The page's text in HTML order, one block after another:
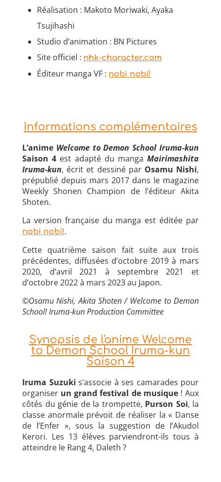
Réalisation : Makoto Moriwaki, Ayaka
Tsujihashi
Studio d’animation : BN Pictures
Site officiel : nhk-character.com
Éditeur manga VF : nobi nobi!
Informations complémentaires
L’anime Welcome to Demon School Iruma-kun
Saison 4 est adapté du mangaMairimashita
Iruma-kun, écrit et dessiné par Osamu Nishi,
prépublié depuis mars 2017 dans le magazine
Weekly Shonen Champion de l’éditeur Akita
Shoten.
La version française du manga est éditée par
nobi nobi!.
Cette quatrième saison fait suite aux trois
précédentes, diffusées d’octobre 2019 à mars
2020, d’avril 2021 à septembre 2021 et
d’octobre 2022 à mars 2023 au Japon.
©Osamu Nishi, Akita Shoten / Welcome to Demon
School! Iruma-kun Production Committee
Synopsis de l'anime Welcome
to Demon School Iruma-kun
Saison 4
Iruma Suzuki s’associe à ses camarades pour
organiser un grand festival de musique! Aux
côtés du génie de la trompette, Purson Soi, la
classe anormale prévoit de réaliser la « Danse
de l’Enfer », sous la suggestion de l’Akudol
Kerori. Les 13 élèves parviendront-ils tous à
atteindre le Rang 4, Daleth ?